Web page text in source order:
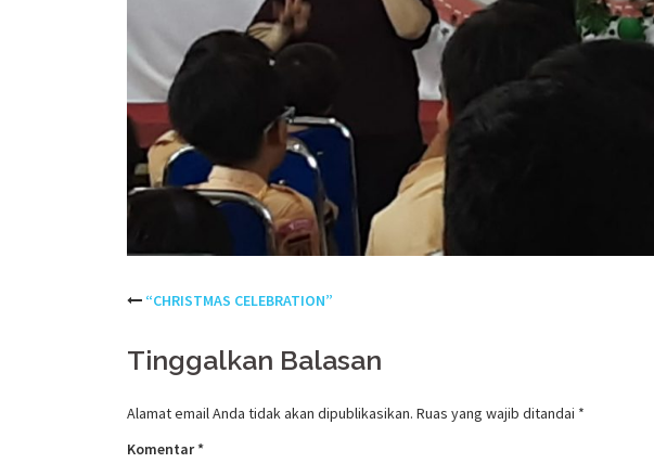
Post
navigation
“CHRISTMAS CELEBRATION”
Tinggalkan Balasan
Alamat email Anda tidak akan dipublikasikan. Ruas yang wajib ditandai *
Komentar*